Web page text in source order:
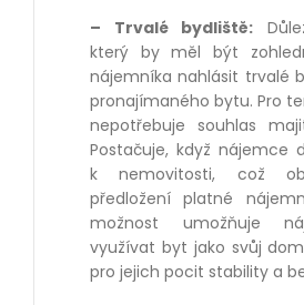
– Trvalé bydliště:
který by měl být
nájemníka nahlásit trvalé
pronajímaného bytu. Pro
nepotřebuje souhlas
Postačuje, když nájemce
k nemovitosti, což
předložení platné
možnost umožňuje
využívat byt jako svůj
pro jejich pocit stability a